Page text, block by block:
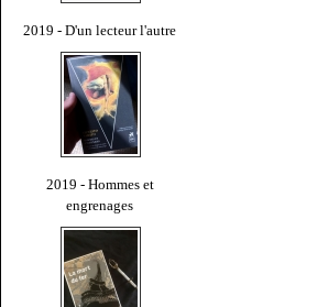
2019 - D'un lecteur l'autre
2019 - Hommes et
engrenages